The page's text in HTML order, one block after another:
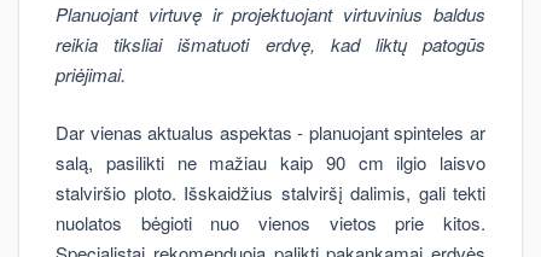
Planuojant virtuvę ir projektuojant virtuvinius baldus
reikia tiksliai išmatuoti erdvę, kad liktų patogūs
priėjimai.
Dar vienas aktualus aspektas - planuojant spinteles ar
salą, pasilikti ne mažiau kaip 90 cm ilgio laisvo
stalviršio ploto. Išskaidžius stalviršį dalimis, gali tekti
nuolatos bėgioti nuo vienos vietos prie kitos.